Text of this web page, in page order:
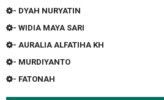
- DYAH NURYATIN
- WIDIA MAYA SARI
- AURALIA ALFATIHA KH
- MURDIYANTO
- FATONAH